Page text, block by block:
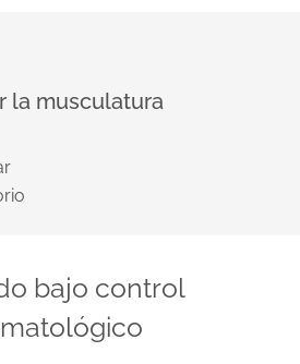
la musculatura
bajo control